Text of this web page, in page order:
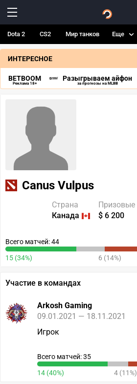
Dota 2 CS2 Мир танков Еще
ИНТЕРЕСНОЕ
BETBOOM
Реклама 18+
Разыгрываем айфон
за прогнозы на MLBB
Canus Vulpus
Страна
Канада
Призовые
$ 6 200
Всего матчей: 44
15 (34%) 6 (14%)
Участие в командах
Arkosh Gaming
09.01.2021 — 18.11.2021
Игрок
Всего матчей: 35
14 (40%) 4 (11%)